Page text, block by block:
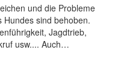
und die Probleme
Hundes sind behoben.
Jagdtrieb,
usw.... Auch…